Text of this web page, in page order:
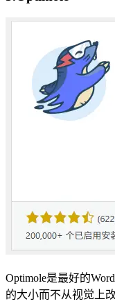
Optimole是最好的
的大小而不从视觉上